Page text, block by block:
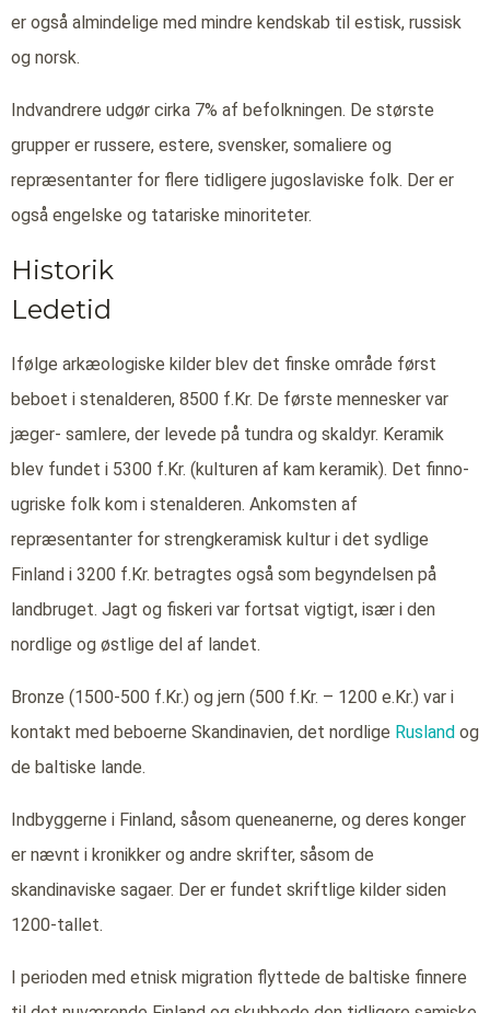
er også almindelige med mindre kendskab til estisk, russisk
og norsk.
Indvandrere udgør cirka 7% af befolkningen. De største
grupper er russere, estere, svensker, somaliere og
repræsentanter for flere tidligere jugoslaviske folk. Der er
også engelske og tatariske minoriteter.
Historik
Ledetid
Ifølge arkæologiske kilder blev det finske område først
beboet i stenalderen, 8500 f.Kr. De første mennesker var
jæger- samlere, der levede på tundra og skaldyr. Keramik
blev fundet i 5300 f.Kr. (kulturen af kam keramik). Det finno-
ugriske folk kom i stenalderen. Ankomsten af
repræsentanter for strengkeramisk kultur i det sydlige
Finland i 3200 f.Kr. betragtes også som begyndelsen på
landbruget. Jagt og fiskeri var fortsat vigtigt, især i den
nordlige og østlige del af landet.
Bronze (1500-500 f.Kr.) og jern (500 f.Kr. – 1200 e.Kr.) var i
kontakt med beboerne Skandinavien, det nordlige Rusland og
de baltiske lande.
Indbyggerne i Finland, såsom queneanerne, og deres konger
er nævnt i kronikker og andre skrifter, såsom de
skandinaviske sagaer. Der er fundet skriftlige kilder siden
1200-tallet.
I perioden med etnisk migration flyttede de baltiske finnere